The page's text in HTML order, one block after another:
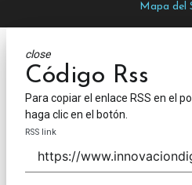
Mapa del
close
Código Rss
Para copiar el enlace RSS en el
haga clic en el botón.
RSS link